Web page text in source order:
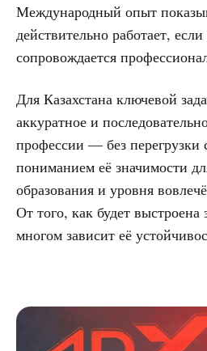
Международный опыт
действительно работает,
сопровождается
Для Казахстана ключевой
аккуратное и
профессии — без перегрузки
пониманием её значимости
образования и уровня
От того, как будет выстроена
многом зависит её